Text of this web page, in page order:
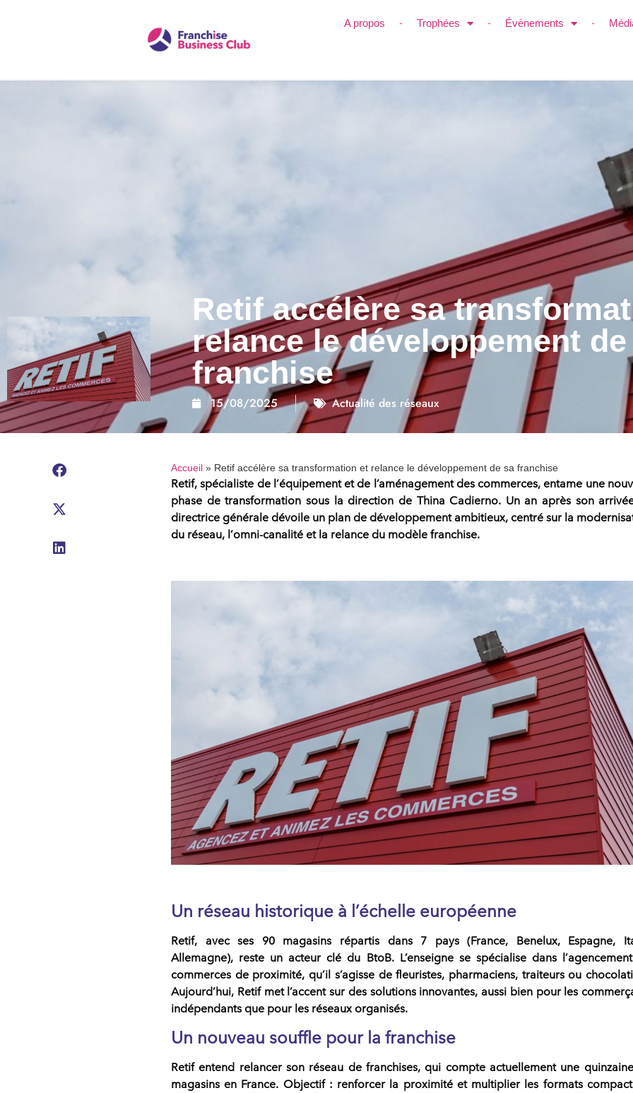
A propos Trophées Évènements
Retif accélère sa
relance le développement
franchise
15/08/2025 Actualité des réseaux
Accueil » Retif accélère sa transformation et relance le développement de sa franchise
Retif, spécialiste de l’équipement et de l’aménagement des commerces, entame une
phase de transformation sous la direction de Thina Cadierno. Un an après son
directrice générale dévoile un plan de développement ambitieux, centré sur la
du réseau, l’omni-canalité et la relance du modèle franchise.
Un réseau historique à l’échelle européenne
Retif, avec ses 90 magasins répartis dans 7 pays(France, Benelux, Espagne,
Allemagne), reste un acteur clé du BtoB. L’enseigne se spécialise dans l’
commerces de proximité, qu’il s’agisse defleuristes, pharmaciens, traiteursou
Aujourd’hui, Retif met l’accent sur des solutions innovantes, aussi bien pour les
indépendants que pour les réseaux organisés.
Un nouveau souffle pour la franchise
Retif entend relancer son réseau de franchises, qui compte actuellement une
magasins en France. Objectif : renforcer la proximitéet multiplier les formats